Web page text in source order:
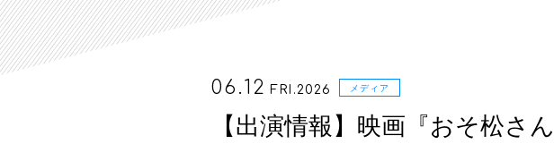
06.12 FRI.2026 メディア
【出演情報】映画『おそ松さ